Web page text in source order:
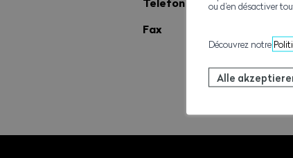
Fax
ou d’en désactiver
Découvrez notre
Alle